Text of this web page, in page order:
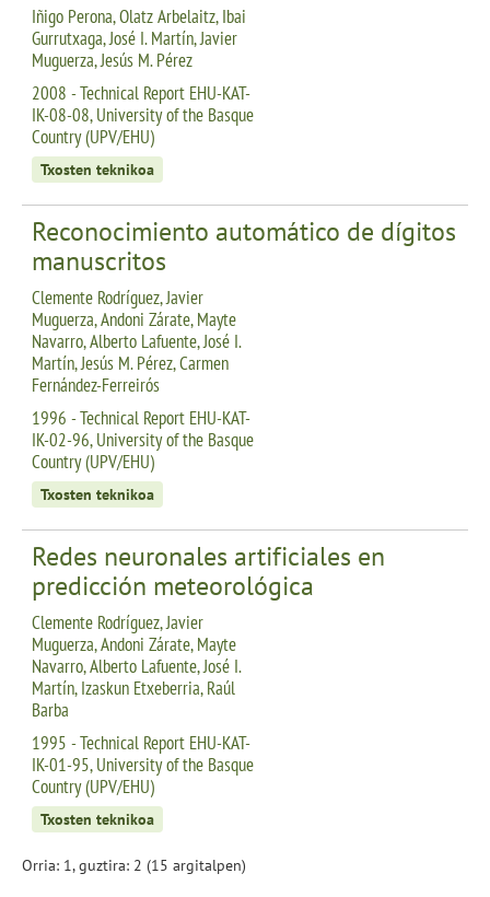
Iñigo Perona, Olatz Arbelaitz, Ibai
Gurrutxaga, José I. Martín, Javier
Muguerza, Jesús M. Pérez
2008 - Technical Report EHU-KAT-
IK-08-08, University of the Basque
Country (UPV/EHU)
Txosten teknikoa
Reconocimiento automático de dígitos
manuscritos
Clemente Rodríguez, Javier
Muguerza, Andoni Zárate, Mayte
Navarro, Alberto Lafuente, José I.
Martín, Jesús M. Pérez, Carmen
Fernández-Ferreirós
1996 - Technical Report EHU-KAT-
IK-02-96, University of the Basque
Country (UPV/EHU)
Txosten teknikoa
Redes neuronales artificiales en
predicción meteorológica
Clemente Rodríguez, Javier
Muguerza, Andoni Zárate, Mayte
Navarro, Alberto Lafuente, José I.
Martín, Izaskun Etxeberria, Raúl
Barba
1995 - Technical Report EHU-KAT-
IK-01-95, University of the Basque
Country (UPV/EHU)
Txosten teknikoa
Orria: 1, guztira: 2 (15 argitalpen)